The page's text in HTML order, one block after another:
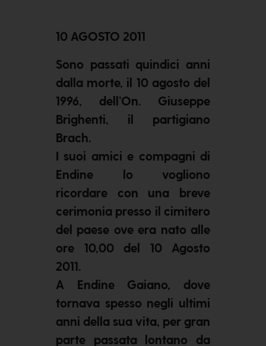
10 AGOSTO 2011
Sono passati quindici anni
dalla morte, il 10 agosto del
1996, dell’On. Giuseppe
Brighenti, il partigiano
Brach.
I suoi amici e compagni di
Endine lo vogliono
ricordare con una breve
cerimonia presso il cimitero
del paese ove era nato alle
ore 10,00 del 10 Agosto
2011.
A Endine Gaiano, dove
tornava spesso negli ultimi
anni della sua vita, per gran
parte passata lontano da